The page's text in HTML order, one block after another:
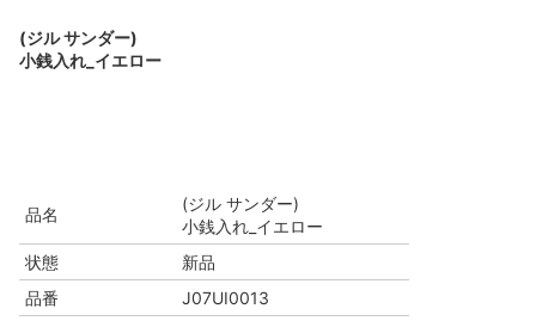
(ジル サンダー)
小銭入れ_イエロー
品名
(ジル サンダー)
小銭入れ_イエロー
状態
新品
品番
J07UI0013